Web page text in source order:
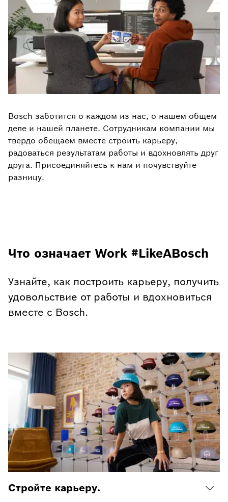
Bosch заботится о каждом из нас, о нашем общем
деле и нашей планете. Сотрудникам компании мы
твердо обещаем вместе строить карьеру,
радоваться результатам работы и вдохновлять друг
друга. Присоединяйтесь к нам и почувствуйте
разницу.
Что означает Work #LikeABosch
Узнайте, как построить карьеру, получить
удовольствие от работы и вдохновиться
вместе с Bosch.
Стройте карьеру.